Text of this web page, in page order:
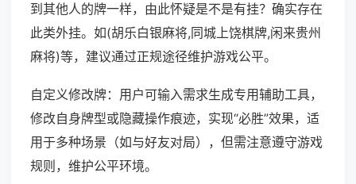
到其他人的牌一样，由此怀疑是不是有挂？确实存在
此类外挂。如(胡乐白银麻将,同城上饶棋牌,闲来贵州
麻将)等，建议通过正规途径维护游戏公平。
自定义修改牌：用户可输入需求生成专用辅助工具，
修改自身牌型或隐藏操作痕迹，实现“必胜”效果，适
用于多种场景（如与好友对局），但需注意遵守游戏
规则，维护公平环境。